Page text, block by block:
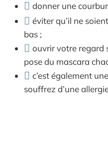
donner une
éviter qu’il ne
bas ;
ouvrir votre regard
pose du mascara
c’est également
souffrez d’une